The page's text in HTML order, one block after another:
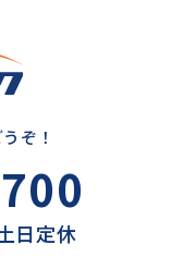
ぞ！
日定休